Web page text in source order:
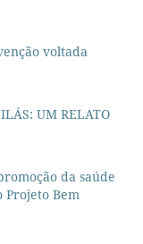
voltada
UM RELATO
da saúde
Projeto Bem